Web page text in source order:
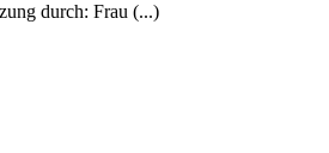
durch: Frau (...)